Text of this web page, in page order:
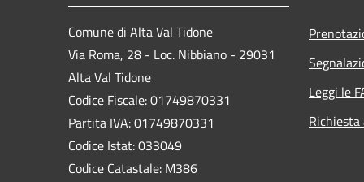
Comune di Alta Val Tidone
Via Roma, 28 - Loc. Nibbiano - 29031
Alta Val Tidone
Codice Fiscale: 01749870331
Partita IVA: 01749870331
Codice Istat: 033049
Codice Catastale: M386
Leggi le